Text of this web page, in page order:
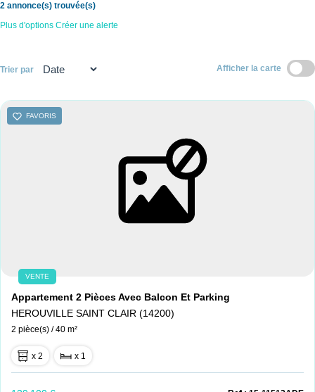
Nos services
Nos agences
Nous contacter
2 annonce(s) trouvée(s)
Plus d'options Créer une alerte
Trier par Afficher la carte
FAVORIS
VENTE
Appartement 2 Pièces Avec Balcon Et Parking
HEROUVILLE SAINT CLAIR (14200)
2 pièce(s) / 40 m²
x 2 x 1